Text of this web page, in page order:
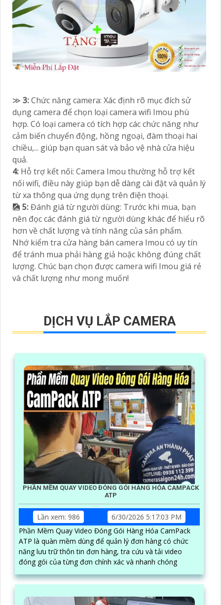
≫ 3:Chức năng camera: Xác định rõ mục đích sử
dụng camera để chọn loại camera wifi Imou phù
hợp. Có loại camera có tích hợp các chức năng như
cảm biến chuyển động, hồng ngoại, đàm thoại hai
chiều,... giúp bạn quan sát và bảo vệ nhà cửa hiệu
quả.
4: Hỗ trợ kết nối: Camera Imou thường hỗ trợ kết
nối wifi, điều này giúp bạn dễ dàng cài đặt và quản lý
từ xa thông qua ứng dụng trên điện thoại.
🎑 5:Đánh giá từ người dùng: Trước khi mua, bạn
nên đọc các đánh giá từ người dùng khác để hiểu rõ
hơn về chất lượng và tính năng của sản phẩm.
Nhớ kiểm tra cửa hàng bán camera Imou có uy tín
để tránh mua phải hàng giả hoặc không đúng chất
lượng. Chúc bạn chọn được camera wifi Imou giá rẻ
và chất lượng như mong muốn!
DỊCH VỤ LẮP CAMERA
PHẦN MỀM QUAY VIDEO ĐÓNG GÓI HÀNG HÓA CAMPACK
ATP
Lần xem: 986
6/30/2026 5:17:03 PM
Phần Mềm Quay Video Đóng Gói Hàng Hóa CamPack
ATP là quàn mềm dùng để quản lý đơn hàng có chức
năng lưu trữ thôn tin đơn hàng, tra cứu và tải video
đóng gói của từng đơn chính xác và nhanh chóng